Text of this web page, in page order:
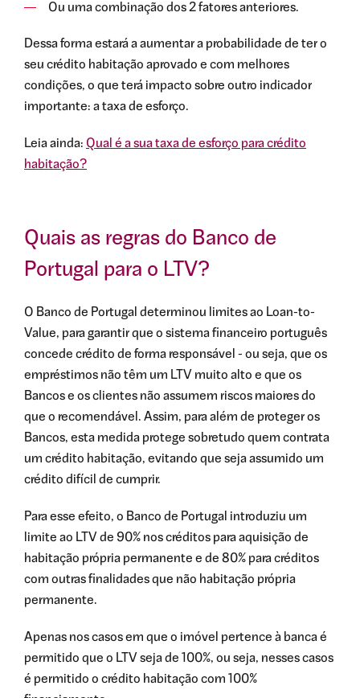
Ou uma combinação dos 2 fatores anteriores.
Dessa forma estará a aumentar a probabilidade de ter o
seu crédito habitação aprovado e com melhores
condições, o que terá impacto sobre outro indicador
importante: a taxa de esforço.
Leia ainda: Qual é a sua taxa de esforço para crédito
habitação?
Quais as regras do Banco de
Portugal para o LTV?
O Banco de Portugal determinou limites ao Loan-to-
Value, para garantir que o sistema financeiro português
concede crédito de forma responsável - ou seja, que os
empréstimos não têm um LTV muito alto e que os
Bancos e os clientes não assumem riscos maiores do
que o recomendável. Assim, para além de proteger os
Bancos, esta medida protege sobretudo quem contrata
um crédito habitação, evitando que seja assumido um
crédito difícil de cumprir.
Para esse efeito, o Banco de Portugal introduziu um
limite ao LTV de 90% nos créditos para aquisição de
habitação própria permanente e de 80% para créditos
com outras finalidades que não habitação própria
permanente.
Apenas nos casos em que o imóvel pertence à banca é
permitido que o LTV seja de 100%, ou seja, nesses casos
é permitido o crédito habitação com 100%